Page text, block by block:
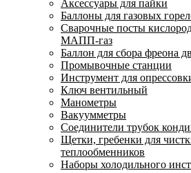
Аксессуары для пайки
Баллоны для газовых
Сварочные посты
МАПП-газ
Баллон для сбора фреона
Промывочные станции
Инструмент для
Ключ вентильный
Манометры
Вакуумметры
Соединители трубок
Щетки, гребенки для
теплообменников
Наборы холодильного